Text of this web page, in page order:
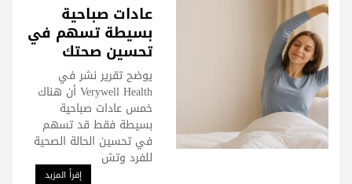
عادات صباحية
بسيطة تسهم في
تحسين صحتك
يوضح تقرير نشر في
Verywell Health أن هناك
خمس عادات صباحية
بسيطة فقط قد تسهم
في تحسين الحالة الصحية
للفرد وتش
إقرأ المزيد